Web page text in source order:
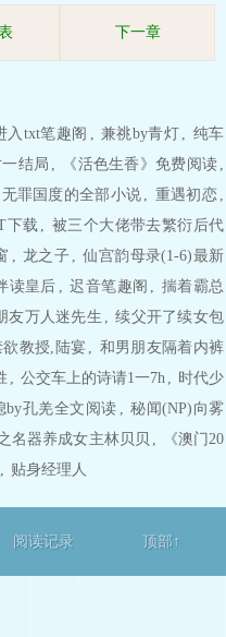
下一章
入txt笔趣阁 , 兼祧by青灯 , 纯车
结局 , 《活色生香》免费阅读 ,
无罪国度的全部小说 , 重遇初恋 ,
下载 , 被三个大佬带去繁衍后代
, 龙之子 , 仙宫韵母录(1-6)最新
读皇后 , 迟音笔趣阁 , 揣着霸总
友万人迷先生 , 续父开了续女包
教授,陆宴 , 和男朋友隔着内裤
, 公交车上的诗请1一7h , 时代少
by孔羌全文阅读 , 秘闻(NP)向雾
名器养成女主林贝贝 ,
《澳门20
, 贴身经理人
阅读记录 顶部↑